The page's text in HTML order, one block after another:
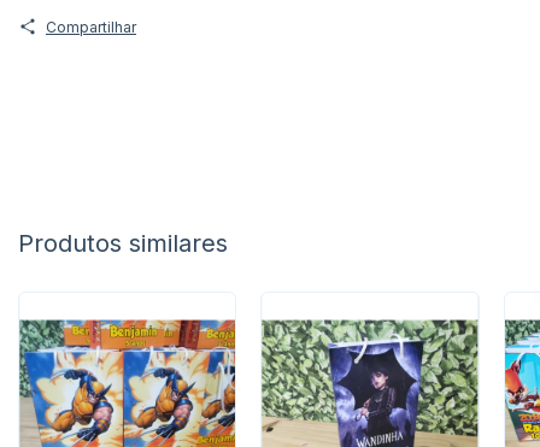
Compartilhar
Produtos similares